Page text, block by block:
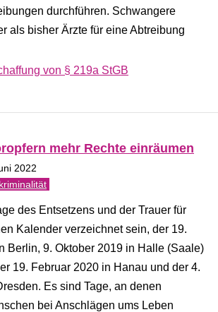
durchführen. Schwangere
als bisher Ärzte für eine Abtreibung
von § 219a StGB
mehr Rechte einräumen
2022
des Entsetzens und der Trauer für
Kalender verzeichnet sein, der 19.
Berlin, 9. Oktober 2019 in Halle (Saale)
19. Februar 2020 in Hanau und der 4.
Es sind Tage, an denen
bei Anschlägen ums Leben